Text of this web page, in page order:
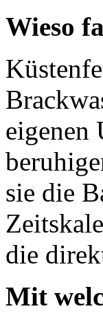
Wieso
eigenen
sie die
die
Mit